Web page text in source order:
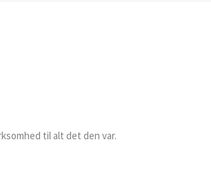
til alt det den var.